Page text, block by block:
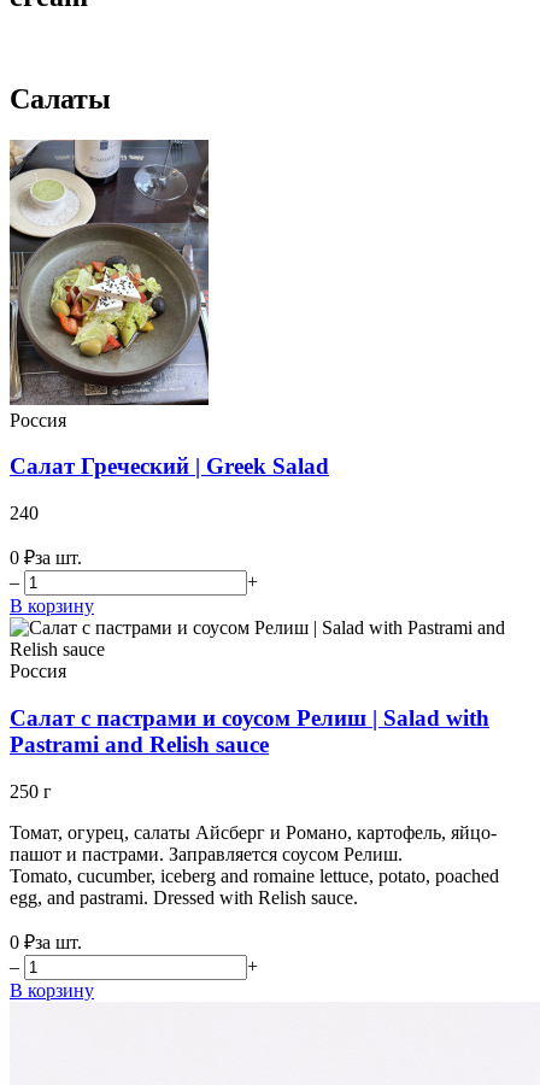
Салаты
Россия
Салат Греческий | Greek Salad
240
0 ₽за шт.
–
+
В корзину
Россия
Салат с пастрами и соусом Релиш | Salad with
Pastrami and Relish sauce
250 г
Томат, огурец, салаты Айсберг и Романо, картофель, яйцо-
пашот и пастрами. Заправляется соусом Релиш.
Tomato, cucumber, iceberg and romaine lettuce, potato, poached
egg, and pastrami. Dressed with Relish sauce.
0 ₽за шт.
–
+
В корзину